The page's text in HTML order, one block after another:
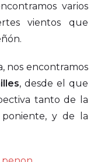
varios
vientos que
nos encontramos
, desde el que
tanto de la
y de la